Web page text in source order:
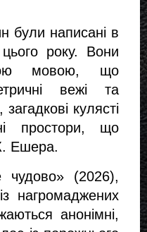
були написані в
року. Вони
мовою, що
вежі та
кулясті
простори, що
Ешера.
чудово» (2026),
нагромаджених
анонімні,